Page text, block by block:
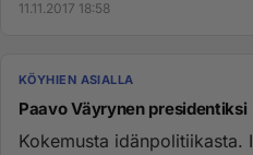
11.11.2017 18:58
KÖYHIEN ASIALLA
Paavo Väyrynen presidentiksi
Kokemusta idänpolitiikasta. Itse äänestän ja